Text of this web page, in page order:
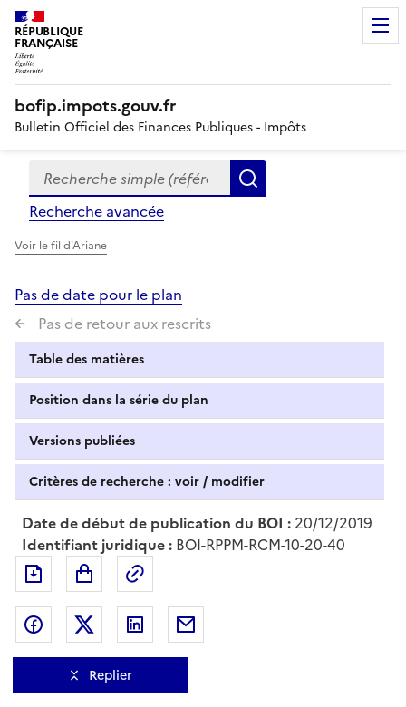
RÉPUBLIQUE
FRANÇAISE
bofip.impots.gouv.fr
Bulletin Officiel des Finances Publiques - Impôts
Formulaire
de
recherche
Recherche simple (références, mots clés, partie du
Recherche avancée
Voir le fil d'Ariane
Pas de date pour le plan
Pas de retour aux rescrits
Table des matières
Position dans la série du plan
Versions publiées
Critères de recherche : voir / modifier
Date de début de publication du BOI : 20/12/2019
Identifiant juridique : BOI-RPPM-RCM-10-20-40
Exporter le document au format pdf
Partager sur Facebook
Partager sur Twitter
Partager sur LinkedIn
Replier